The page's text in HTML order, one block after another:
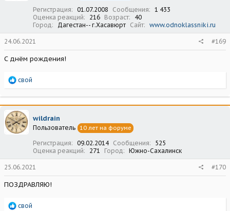
Регистрация 01.07.2008 Сообщения
1 433
Оценка реакций
216 Возраст
40
Город
Дагестан-- г.Хасавюрт Сайт www.odnoklassniki.ru
24.06.2021 #169
С днём рождения!
Р
а
к
ц
и
и
свой
wildrain
Пользователь 10 лет на форуме
Регистрация 09.02.2014 Сообщения
525
Оценка реакций
271 Город Южно-Сахалинск
25.06.2021 #170
ПОЗДРАВЛЯЮ!
Р
свой